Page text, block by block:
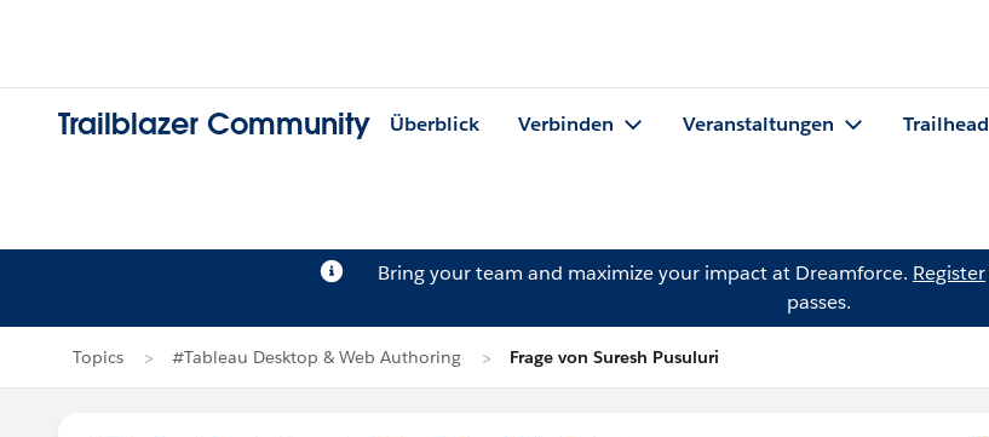
Trailblazer Community Überblick Verbinden Veranstaltungen Trailhead
Bring your team and maximize your impact at Dreamforce. Register
passes.
Topics #Tableau Desktop & Web Authoring Frage von Suresh Pusuluri